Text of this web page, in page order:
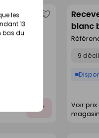
les
13
bas du
blanc
cm
Ajouter
Enregistrer
commeblanc
Voir
magasin